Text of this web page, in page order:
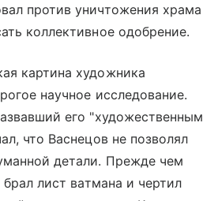
против уничтожения храма
коллективное одобрение.
картина художника
научное исследование.
его "художественным
что Васнецов не позволял
детали. Прежде чем
брал лист ватмана и чертил